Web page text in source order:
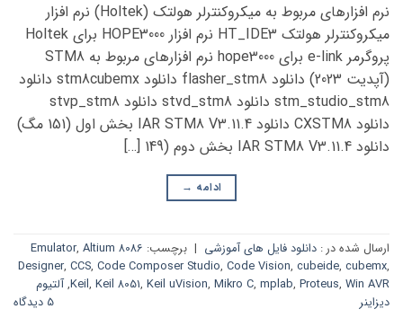
نرم افزارهای مربوط به میکروکنترلر هولتک (Holtek) نرم افزار
میکروکنترلر هولتک HT_IDE3 نرم افزار HOPE3000 برای Holtek
پروگرمر e-link برای hope3000 نرم افزارهای مربوط به STM8
(آپدیت 2023) دانلود flasher_stm8 دانلود stm8cubemx دانلود
stm_studio_stm8 دانلود stvd_stm8 دانلود stvp_stm8
دانلود CXSTM8 دانلود IAR STM8 V3.11.4 بخش اول (151 مگ)
دانلود IAR STM8 V3.11.4 بخش دوم (149 […]
ادامه →
ارسال شده در : دانلود فایل های آموزشی | برچسب: 8086 Emulator
, Altium
Designer, CCS, Code Composer Studio, Code Vision, cubeide, cubemx,
Keil, Keil 8051, Keil uVision, Mikro C, mplab, Proteus, Win AVR
,آلتیوم
دیزاینر
5 دیدگاه